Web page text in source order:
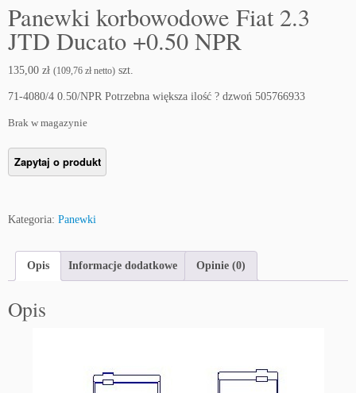
Panewki korbowodowe Fiat 2.3
JTD Ducato +0.50 NPR
135,00 zł (109,76 zł netto) szt.
71-4080/4 0.50/NPR Potrzebna większa ilość ? dzwoń 505766933
Brak w magazynie
Kategoria: Panewki
Opis Informacje dodatkowe Opinie (0)
Opis